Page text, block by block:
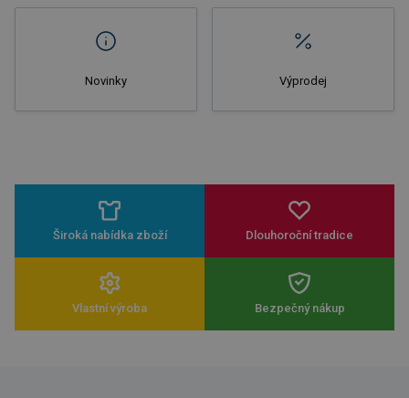
Novinky Výprodej
Široká nabídka zboží Dlouhoroční tradice
Vlastní výroba Bezpečný nákup